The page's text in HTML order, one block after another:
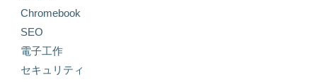
Chromebook
SEO
電子工作
セキュリティ